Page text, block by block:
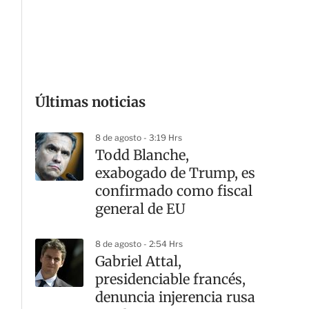
Últimas noticias
8 de agosto - 3:19 Hrs
Todd Blanche,
exabogado de Trump, es
confirmado como fiscal
general de EU
8 de agosto - 2:54 Hrs
Gabriel Attal,
presidenciable francés,
denuncia injerencia rusa